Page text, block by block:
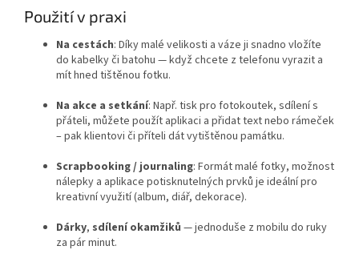
Použití v praxi
Na cestách: Díky malé velikosti a váze ji snadno vložíte
do kabelky či batohu — když chcete z telefonu vyrazit a
mít hned tištěnou fotku.
Na akce a setkání: Např. tisk pro fotokoutek, sdílení s
přáteli, můžete použít aplikaci a přidat text nebo rámeček
– pak klientovi či příteli dát vytištěnou památku.
Scrapbooking / journaling: Formát malé fotky, možnost
nálepky a aplikace potisknutelných prvků je ideální pro
kreativní využití (album, diář, dekorace).
Dárky, sdílení okamžiků — jednoduše z mobilu do ruky
za pár minut.